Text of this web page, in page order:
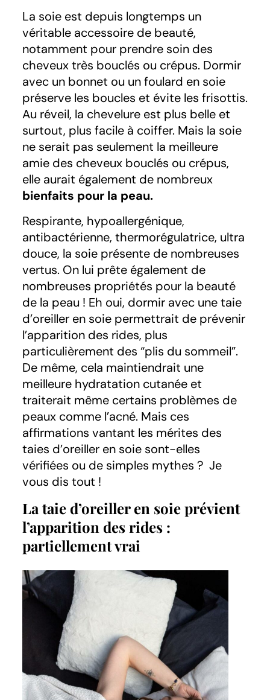
La soie est depuis longtemps un
véritable accessoire de beauté,
notamment pour prendre soin des
cheveux très bouclés ou crépus. Dormir
avec un bonnet ou un foulard en soie
préserve les boucles et évite les frisottis.
Au réveil, la chevelure est plus belle et
surtout, plus facile à coiffer. Mais la soie
ne serait pas seulement la meilleure
amie des cheveux bouclés ou crépus,
elle aurait également de nombreux
bienfaits pour la peau.
Respirante, hypoallergénique,
antibactérienne, thermorégulatrice, ultra
douce, la soie présente de nombreuses
vertus. On lui prête également de
nombreuses propriétés pour la beauté
de la peau ! Eh oui, dormir avec une taie
d’oreiller en soie permettrait de prévenir
l’apparition des rides, plus
particulièrement des “plis du sommeil”.
De même, cela maintiendrait une
meilleure hydratation cutanée et
traiterait même certains problèmes de
peaux comme l’acné. Mais ces
affirmations vantant les mérites des
taies d’oreiller en soie sont-elles
vérifiées ou de simples mythes ? Je
vous dis tout !
La taie d’oreiller en soie prévient
l’apparition des rides :
partiellement vrai